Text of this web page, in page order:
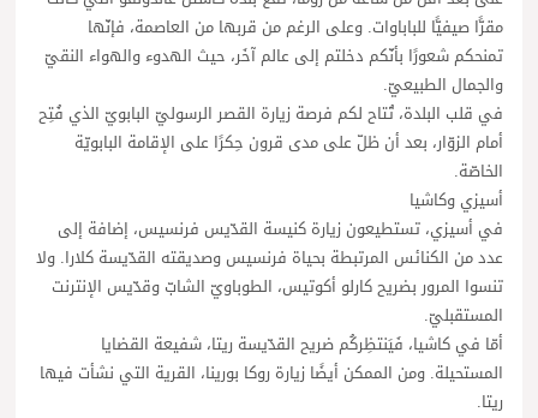
مقرًّا صيفيًّا للباباوات. وعلى الرغم من قربها من العاصمة، فإنّها
تمنحكم شعورًا بأنّكم دخلتم إلى عالم آخَر، حيث الهدوء والهواء النقيّ
والجمال الطبيعيّ.
في قلب البلدة، تُتاح لكم فرصة زيارة القصر الرسوليّ البابويّ الذي فُتِح
أمام الزوّار، بعد أن ظلّ على مدى قرون حِكرًا على الإقامة البابويّة
الخاصّة.
أسيزي وكاشيا
في أسيزي، تستطيعون زيارة كنيسة القدّيس فرنسيس، إضافة إلى
عدد من الكنائس المرتبطة بحياة فرنسيس وصديقته القدّيسة كلارا. ولا
تنسوا المرور بضريح كارلو أكوتيس، الطوباويّ الشابّ وقدّيس الإنترنت
المستقبليّ.
أمّا في كاشيا، فَيَنتظِركُم ضريح القدّيسة ريتا، شفيعة القضايا
المستحيلة. ومن الممكن أيضًا زيارة روكا بورينا، القرية التي نشأت فيها
ريتا.